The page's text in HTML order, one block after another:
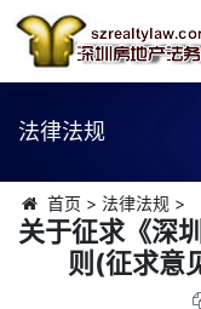
法律法规
首页 > 法律法规 >
关于征求《深
则(征求意